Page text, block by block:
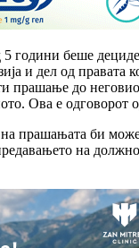
години беше
и дел од правата
прашање до
Ова е одговорот
прашањата би
на